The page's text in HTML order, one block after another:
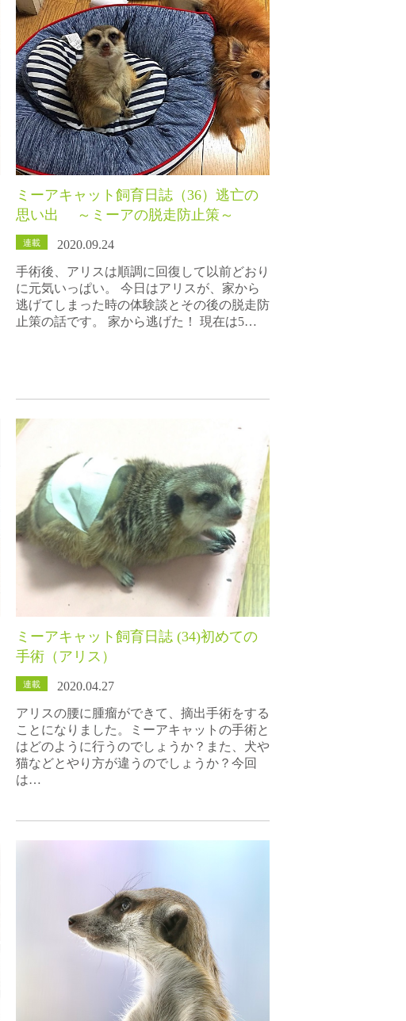
ミーアキャット飼育日誌（36）逃亡の
思い出 ～ミーアの脱走防止策～
連載
2020.09.24
手術後、アリスは順調に回復して以前どおり
に元気いっぱい。 今日はアリスが、家から
逃げてしまった時の体験談とその後の脱走防
止策の話です。 家から逃げた！ 現在は5…
ミーアキャット飼育日誌 (34)初めての
手術（アリス）
連載
2020.04.27
アリスの腰に腫瘤ができて、摘出手術をする
ことになりました。ミーアキャットの手術と
はどのように行うのでしょうか？また、犬や
猫などとやり方が違うのでしょうか？今回
は…